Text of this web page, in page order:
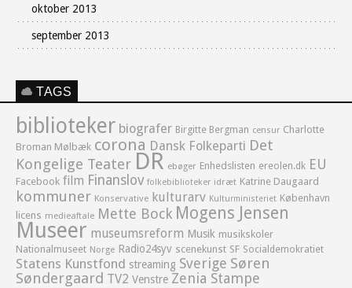
oktober 2013
september 2013
TAGS
biblioteker biografer Birgitte Bergman censur Charlotte
Broman Mølbæk corona Dansk Folkeparti Det
Kongelige Teater DR ebøger Enhedslisten ereolen.dk EU
Facebook film Finanslov folkebiblioteker idræt Katrine Daugaard
kommuner Konservative kulturarv Kulturministeriet København
licens medieaftale Mette Bock Mogens Jensen
Museer museumsreform Musik musikskoler
Nationalmuseet Norge Radio24syv scenekunst SF Socialdemokratiet
Statens Kunstfond streaming Sverige Søren
Søndergaard TV2 Venstre Zenia Stampe